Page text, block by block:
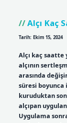
Alçı Kaç
Tarih: Ekim 15, 2024
Alçı kaç
alçının
arasında
süresi boyunca
kuruduktan
alçıpan
Uygulama